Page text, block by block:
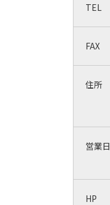
TEL
FAX
住所
営業日
HP